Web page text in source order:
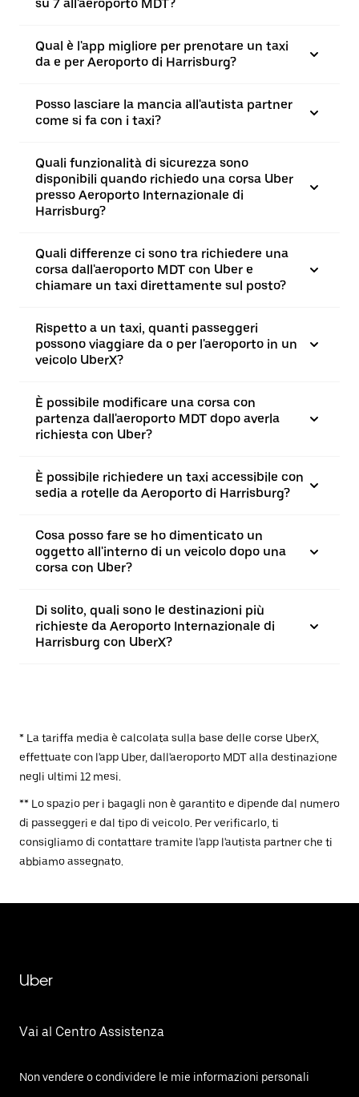
su 7 all'aeroporto MDT?
Qual è l'app migliore per prenotare un taxi
da e per Aeroporto di Harrisburg?
Posso lasciare la mancia all'autista partner
come si fa con i taxi?
Quali funzionalità di sicurezza sono
disponibili quando richiedo una corsa Uber
presso Aeroporto Internazionale di
Harrisburg?
Quali differenze ci sono tra richiedere una
corsa dall'aeroporto MDT con Uber e
chiamare un taxi direttamente sul posto?
Rispetto a un taxi, quanti passeggeri
possono viaggiare da o per l'aeroporto in un
veicolo UberX?
È possibile modificare una corsa con
partenza dall'aeroporto MDT dopo averla
richiesta con Uber?
È possibile richiedere un taxi accessibile con
sedia a rotelle da Aeroporto di Harrisburg?
Cosa posso fare se ho dimenticato un
oggetto all'interno di un veicolo dopo una
corsa con Uber?
Di solito, quali sono le destinazioni più
richieste da Aeroporto Internazionale di
Harrisburg con UberX?
* La tariffa media è calcolata sulla base delle corse UberX,
effettuate con l'app Uber, dall'aeroporto MDT alla destinazione
negli ultimi 12 mesi.
** Lo spazio per i bagagli non è garantito e dipende dal numero
di passeggeri e dal tipo di veicolo. Per verificarlo, ti
consigliamo di contattare tramite l'app l'autista partner che ti
abbiamo assegnato.
Uber
Vai al Centro Assistenza
Non vendere o condividere le mie informazioni personali